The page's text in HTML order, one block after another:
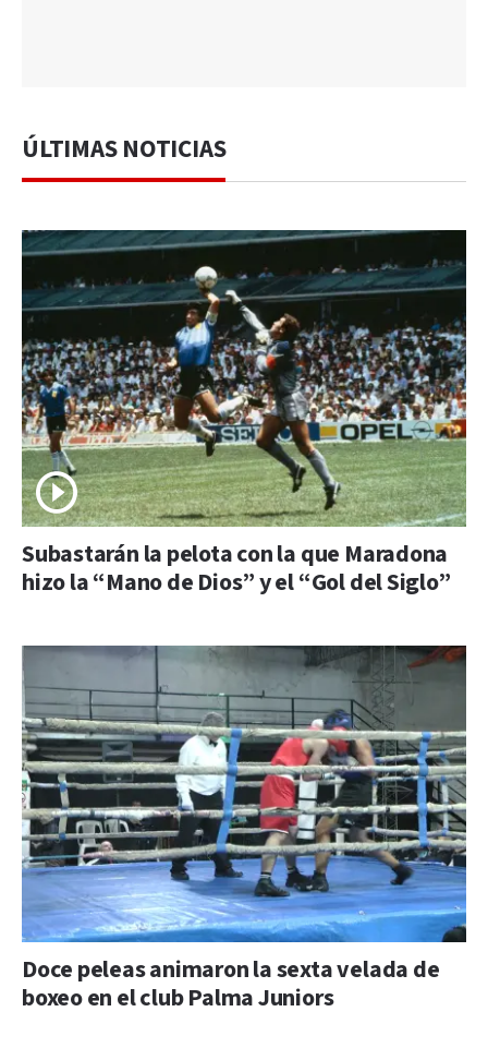
ÚLTIMAS NOTICIAS
Subastarán la pelota con la que Maradona
hizo la “Mano de Dios” y el “Gol del Siglo”
Doce peleas animaron la sexta velada de
boxeo en el club Palma Juniors